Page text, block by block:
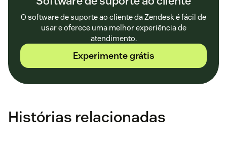
O software de suporte ao cliente da Zendesk é fácil de
usar e oferece uma melhor experiência de
atendimento.
Experimente grátis
Histórias relacionadas